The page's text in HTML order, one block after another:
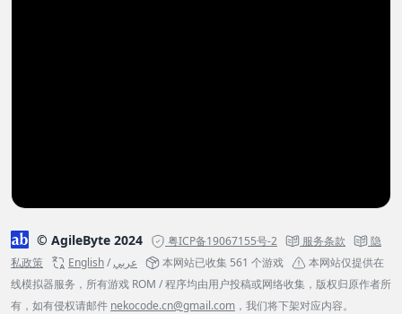
© AgileByte 2024 粤ICP备19067155号-2 服务条款
隐
私政策
English/عربي 本网站已收集 561 个游戏
本网站仅提供在
线模拟器服务，所有游戏 ROM / 程序均由用户投稿或网络收集，版权归原作者所
有，如有侵权请邮件 nekocode.cn@gmail.com ，我们将下架对应内容。